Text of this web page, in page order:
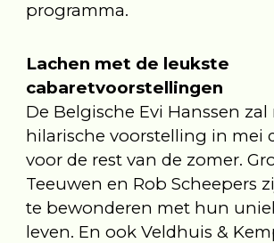
programma.
Lachen met de leukste
cabaretvoorstellingen
De Belgische Evi Hanssen
hilarische voorstelling in mei
voor de rest van de zomer.
Teeuwen en Rob Scheepers
te bewonderen met hun
leven. En ook Veldhuis &